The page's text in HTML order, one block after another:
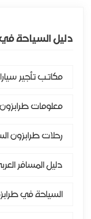
دليل السياحة
مكاتب تأجير
معلومات طرابزون
رحلات طرابزون
دليل المسافر
السياحة في